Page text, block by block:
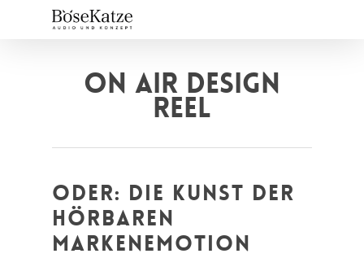
ON AIR DESIGN
REEL
ODER: DIE KUNST DER
HÖRBAREN
MARKENEMOTION